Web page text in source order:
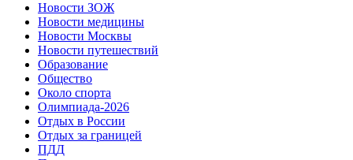
Новости ЗОЖ
Новости медицины
Новости Москвы
Новости путешествий
Образование
Общество
Около спорта
Олимпиада-2026
Отдых в России
Отдых за границей
ПДД